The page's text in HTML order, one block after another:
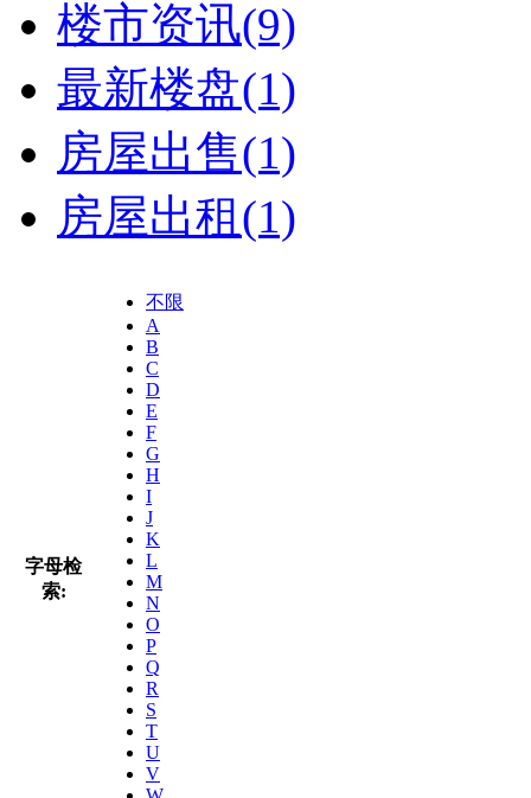
楼市资讯(9)
最新楼盘(1)
房屋出售(1)
房屋出租(1)
字母检
索:
不限
A
B
C
D
E
F
G
H
I
J
K
L
M
N
O
P
Q
R
S
T
U
V